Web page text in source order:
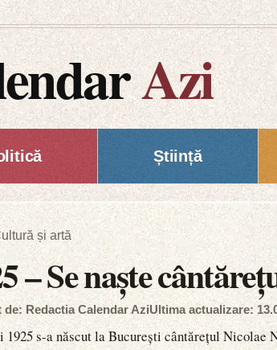
Azi
Știință
și artă
– Se naște
de: Redactia Calendar AziUltima actualizare:
1925 s-a născut la București cântărețul Nicolae